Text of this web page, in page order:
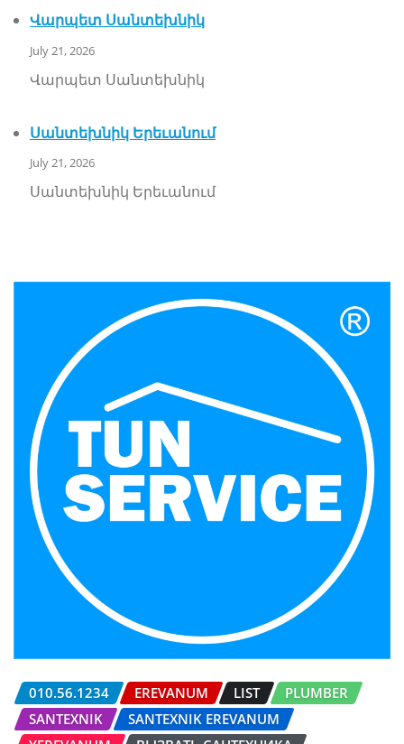
Վարպետ Սանտեխնիկ
July 21, 2026
Վարպետ Սանտեխնիկ
Սանտեխնիկ Երեւանում
July 21, 2026
Սանտեխնիկ Երեւանում
010.56.1234 EREVANUM LIST
PLUMBER
SANTEXNIK
SANTEXNIK EREVANUM